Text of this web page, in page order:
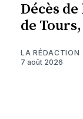
Décès
de
LA RÉDACTION
7 août 2026